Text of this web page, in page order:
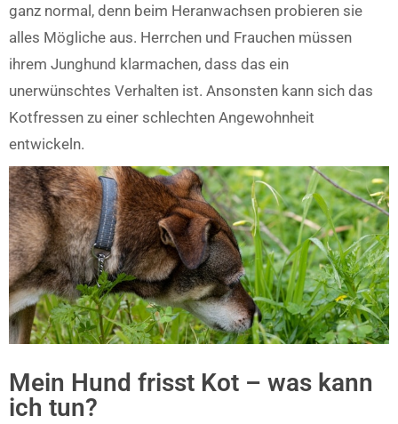
ganz normal, denn beim Heranwachsen probieren sie
alles Mögliche aus. Herrchen und Frauchen müssen
ihrem Junghund klarmachen, dass das ein
unerwünschtes Verhalten ist. Ansonsten kann sich das
Kotfressen zu einer schlechten Angewohnheit
entwickeln.
Mein Hund frisst Kot – was kann
ich tun?